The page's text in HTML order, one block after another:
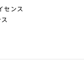
センス